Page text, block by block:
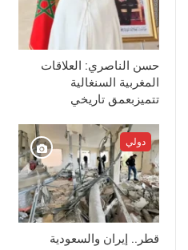
حسن الناصري: العلاقات
المغربية السنغالية
تتميزبعمق تاريخي
دولي
قطر.. إيران والسعودية